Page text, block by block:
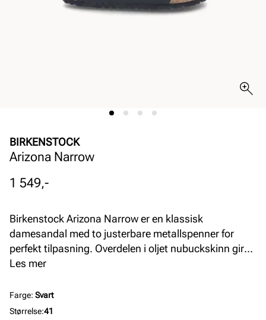
BIRKENSTOCK
Arizona Narrow
Pris
1 549,-
Birkenstock Arizona Narrow er en klassisk
damesandal med to justerbare metallspenner for
perfekt tilpasning. Overdelen i oljet nubuckskinn gir
slitestyrke og stil, mens den myke soft footbed-
hele dagen. Syntetisk yttersåle gir god holdbarhet og
stabilitet.
Les mer
Farge: Svart
Størrelse:41